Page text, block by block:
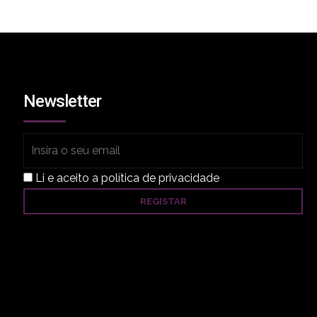
Newsletter
Li e aceito a política de privacidade